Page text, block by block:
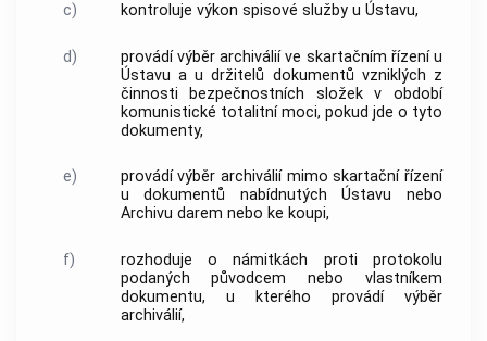
c) kontroluje výkon spisové služby u Ústavu,
d)
provádí výběr archiválií ve skartačním řízení u
Ústavu a u držitelů dokumentů vzniklých z
činnosti
bezpečnostních složekvobdobí
komunistické totalitní moci, pokud jde o tyto
dokumenty,
e)
provádí výběr archiválií mimo skartační řízení
u dokumentů nabídnutých Ústavu nebo
Archivu darem nebo ke koupi,
f)
rozhoduje o námitkách proti protokolu
podaných původcem nebo vlastníkem
dokumentu, u kterého provádí výběr
archiválií,